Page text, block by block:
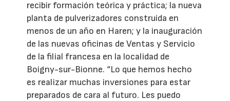
recibir formación teórica y práctica; la nueva
planta de pulverizadores construida en
menos de un año en Haren; y la inauguración
de las nuevas oficinas de Ventas y Servicio
de la filial francesa en la localidad de
Boigny-sur-Bionne. “Lo que hemos hecho
es realizar muchas inversiones para estar
preparados de cara al futuro. Les puedo